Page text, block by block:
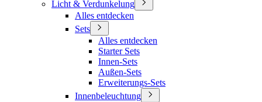
Licht & Verdunkelung
Alles entdecken
Sets
Alles entdecken
Starter Sets
Innen-Sets
Außen-Sets
Erweiterungs-Sets
Innenbeleuchtung